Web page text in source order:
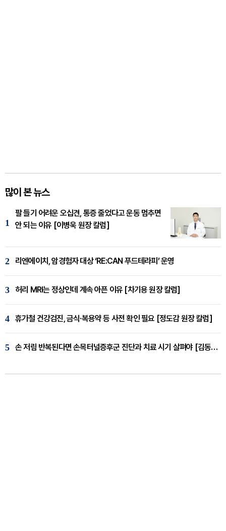
많이 본 뉴스
1
팔 들기 어려운 오십견, 통증 줄었다고 운동 멈추면
안 되는 이유 [이병욱 원장 칼럼]
2 리엔에이치, 암경험자 대상 ‘RE:CAN 푸드테라피’ 운영
3 허리 MRI는 정상인데 계속 아픈 이유 [차기용 원장 칼럼]
4 휴가철 건강검진, 금식·복용약 등 사전 확인 필요 [정도감 원장 칼럼]
5 손 저림 반복된다면 손목터널증후군 진단과 치료 시기 살펴야 [김동현 원장 칼럼]